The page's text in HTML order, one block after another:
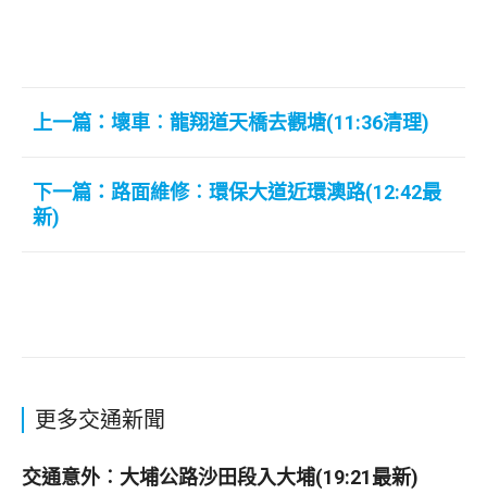
上一篇：壞車︰龍翔道天橋去觀塘(11:36清理)
下一篇：路面維修︰環保大道近環澳路(12:42最
新)
更多交通新聞
交通意外︰大埔公路沙田段入大埔(19:21最新)